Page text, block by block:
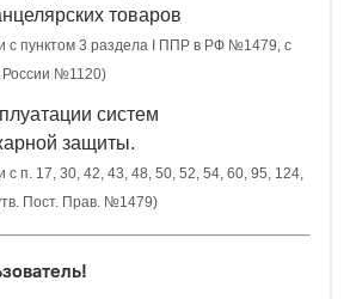
товаров
с пунктом 3 раздела I ППР в РФ №1479, с
№1120)
систем
защиты.
с п. 17, 30, 42, 43, 48, 50, 52, 54, 60, 95, 124,
Пост. Прав. №1479)